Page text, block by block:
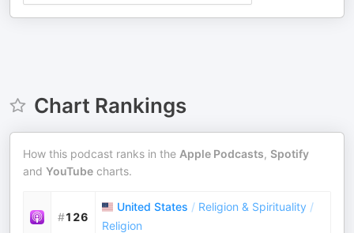
Chart Rankings
How this podcast ranks in the Apple Podcasts, Spotify
and YouTube charts.
#126
United States / Religion & Spirituality /
Religion